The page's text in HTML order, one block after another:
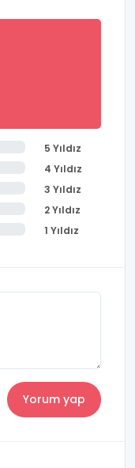
5 Yıldız
4 Yıldız
3 Yıldız
2 Yıldız
1 Yıldız